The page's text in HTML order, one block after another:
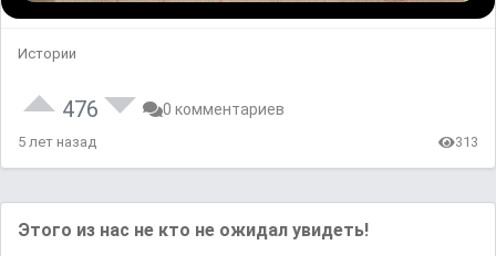
Истории
476 0 комментариев
5 лет назад 313
Этого из нас не кто не ожидал увидеть!